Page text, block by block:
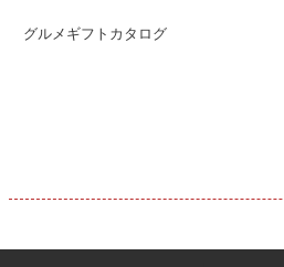
グルメギフトカタログ